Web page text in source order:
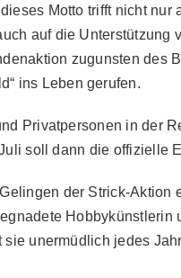
Motto trifft nicht
auf die Unterstützung
zugunsten des
ins Leben gerufen.
Privatpersonen in der
soll dann die offizielle
der Strick-Aktion
Hobbykünstlerin
unermüdlich jedes